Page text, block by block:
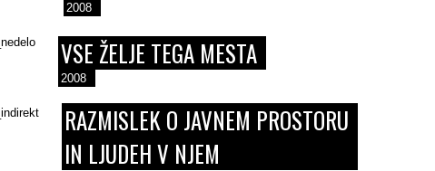
2008
VSE ŽELJE TEGA MESTA
2008
RAZMISLEK O JAVNEM PROSTORU
IN LJUDEH V NJEM